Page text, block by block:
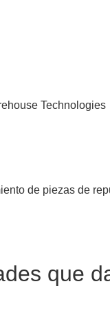
Technologies
de piezas de
que